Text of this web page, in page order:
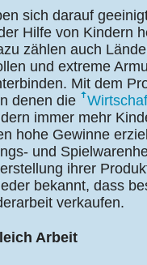
sich darauf
Hilfe von Kindern
zählen auch
und extreme
Mit dem
denen die
immer mehr
hohe Gewinne
und
ihrer
bekannt, dass
verkaufen.
Arbeit